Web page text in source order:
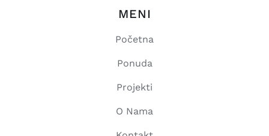
MENI
Početna
Ponuda
Projekti
O Nama